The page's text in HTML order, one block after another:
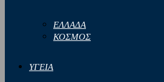
ΕΛΛΑΔΑ
ΚΟΣΜΟΣ
ΥΓΕΙΑ